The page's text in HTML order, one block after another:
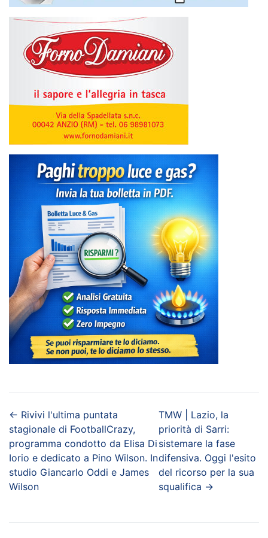
← Rivivi l'ultima puntata
stagionale di FootballCrazy,
programma condotto da Elisa Di
Iorio e dedicato a Pino Wilson. In
studio Giancarlo Oddi e James
Wilson
TMW | Lazio, la
priorità di Sarri:
sistemare la fase
difensiva. Oggi l'esito
del ricorso per la sua
squalifica →